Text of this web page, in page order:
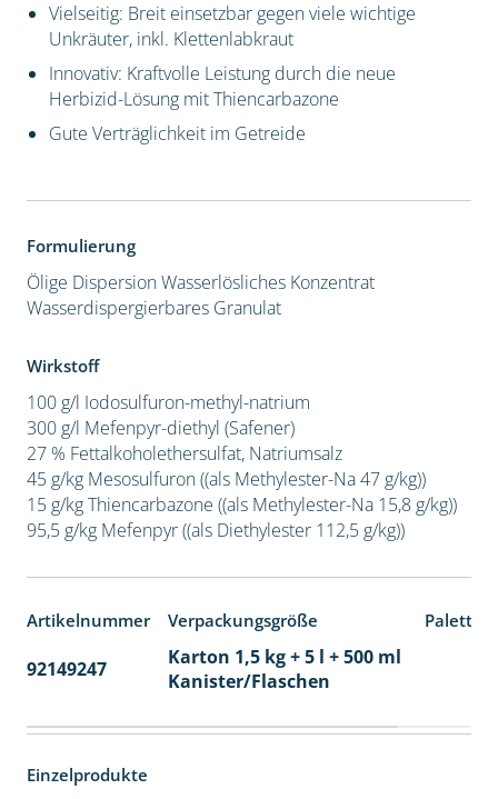
Vielseitig: Breit einsetzbar gegen viele wichtige
Unkräuter, inkl. Klettenlabkraut
Innovativ: Kraftvolle Leistung durch die neue
Herbizid-Lösung mit Thiencarbazone
Gute Verträglichkeit im Getreide
Formulierung
Ölige DispersionWasserlösliches Konzentrat
Wasserdispergierbares Granulat
Wirkstoff
100 g/l Iodosulfuron-methyl-natrium
300 g/l Mefenpyr-diethyl (Safener)
27 % Fettalkoholethersulfat, Natriumsalz
45 g/kg Mesosulfuron ((als Methylester-Na 47 g/kg))
15 g/kg Thiencarbazone ((als Methylester-Na 15,8 g/kg))
95,5 g/kg Mefenpyr ((als Diethylester 112,5 g/kg))
Artikelnummer Verpackungsgröße
92149247
Karton 1,5 kg + 5 l + 500 ml
Kanister/Flaschen
Einzelprodukte